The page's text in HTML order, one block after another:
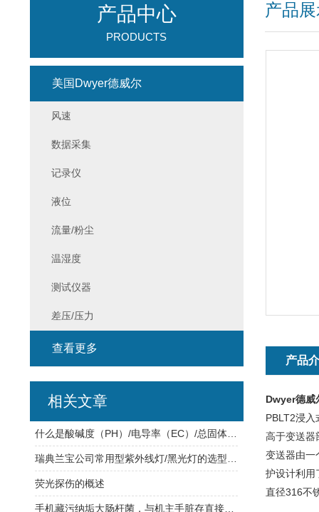
产品
产品
Dwyer德威
PBLT2浸
高于变送器
变送器由一
护设计利用
直径316不
产品中心
PRODUCTS
美国Dwyer德威尔
风速
数据采集
记录仪
液位
流量/粉尘
温湿度
测试仪器
差压/压力
查看更多
相关文章
荧光探伤的概述